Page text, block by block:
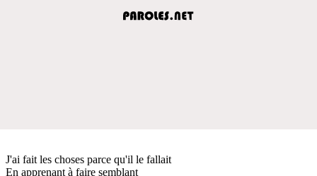
J'ai fait les choses parce qu'il le fallait
En apprenant à faire semblant